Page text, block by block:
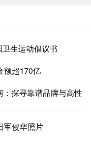
卫生运动倡议书
额超170亿
探寻靠谱品牌与高性
军侵华照片